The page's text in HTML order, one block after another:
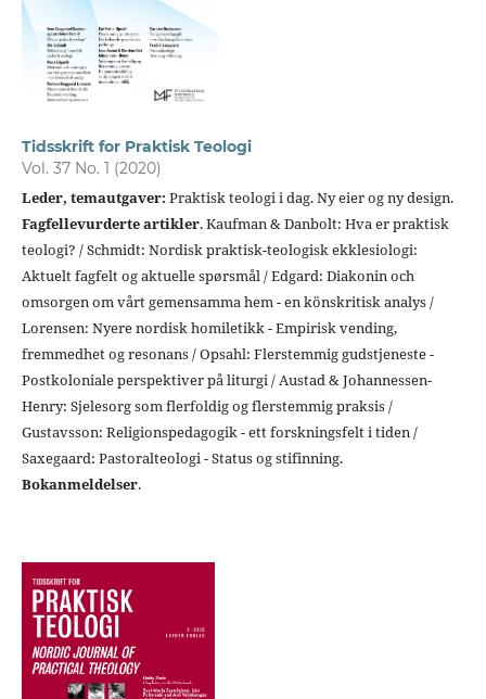
Tidsskrift for Praktisk Teologi
Vol. 37 No. 1 (2020)
Leder, temautgaver: Praktisk teologi i dag. Ny eier og ny design.
Fagfellevurderte artikler. Kaufman & Danbolt: Hva er praktisk
teologi? / Schmidt: Nordisk praktisk-teologisk ekklesiologi:
Aktuelt fagfelt og aktuelle spørsmål / Edgard: Diakonin och
omsorgen om vårt gemensamma hem - en könskritisk analys /
Lorensen: Nyere nordisk homiletikk - Empirisk vending,
fremmedhet og resonans / Opsahl: Flerstemmig gudstjeneste -
Postkoloniale perspektiver på liturgi / Austad & Johannessen-
Henry: Sjelesorg som flerfoldig og flerstemmig praksis /
Gustavsson: Religionspedagogik - ett forskningsfelt i tiden /
Saxegaard: Pastoralteologi - Status og stifinning.
Bokanmeldelser.